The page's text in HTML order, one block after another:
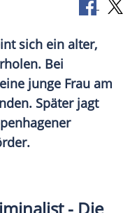
sich ein alter,
Bei
junge Frau am
Später jagt